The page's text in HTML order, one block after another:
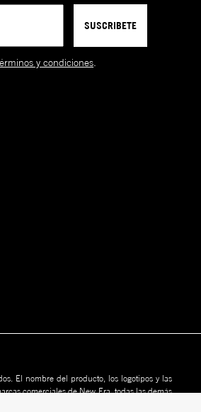
SUSCRIBETE
y condiciones
El nombre del producto, los logotipos y las
comerciales de New Era, todas las demás